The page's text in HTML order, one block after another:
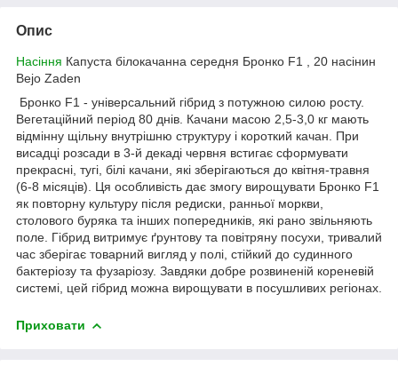
Опис
Насіння Капуста білокачанна середня Бронко F1 , 20 насінин
Bejo Zaden
Бронко F1 - універсальний гібрид з потужною силою росту.
Вегетаційний період 80 днів. Качани масою 2,5-3,0 кг мають
відмінну щільну внутрішню структуру і короткий качан. При
висадці розсади в 3-й декаді червня встигає сформувати
прекрасні, тугі, білі качани, які зберігаються до квітня-травня
(6-8 місяців). Ця особливість дає змогу вирощувати Бронко F1
як повторну культуру після редиски, ранньої моркви,
столового буряка та інших попередників, які рано звільняють
поле. Гібрид витримує ґрунтову та повітряну посухи, тривалий
час зберігає товарний вигляд у полі, стійкий до судинного
бактеріозу та фузаріозу. Завдяки добре розвиненій кореневій
системі, цей гібрид можна вирощувати в посушливих регіонах.
Приховати